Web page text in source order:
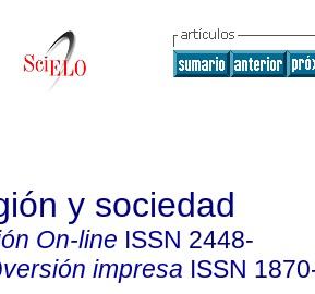
y sociedad
On-line ISSN 2448-
versión impresa ISSN